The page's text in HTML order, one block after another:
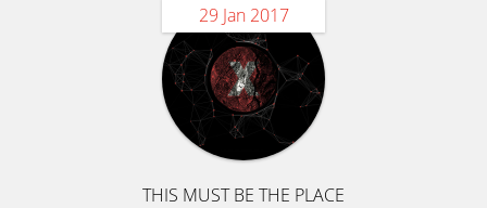
29 Jan 2017
THIS MUST BE THE PLACE